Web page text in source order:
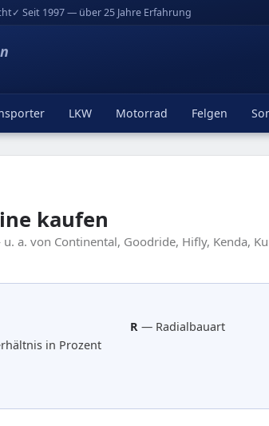
✓ Seit 1997 — über 25 Jahre Erfahrung
LKW Motorrad Felgen
kaufen
a. von Continental, Goodride, Hifly, Kenda,
in Prozent
R — Radialbauart